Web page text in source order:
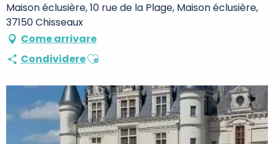
Maison éclusière, 10 rue de la Plage, Maison éclusière,
37150 Chisseaux
Come arrivare
CondividereAjouter aux favoris